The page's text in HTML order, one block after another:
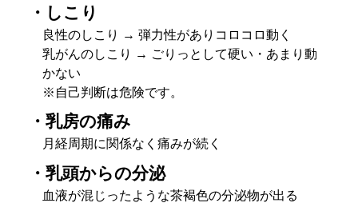
・しこり
良性のしこり → 弾力性がありコロコロ動く
乳がんのしこり → ごりっとして硬い・あまり動
かない
※自己判断は危険です。
・乳房の痛み
月経周期に関係なく痛みが続く
・乳頭からの分泌
血液が混じったような茶褐色の分泌物が出る